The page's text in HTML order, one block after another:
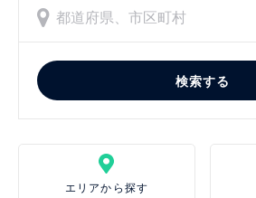
検索する
エリアから探す